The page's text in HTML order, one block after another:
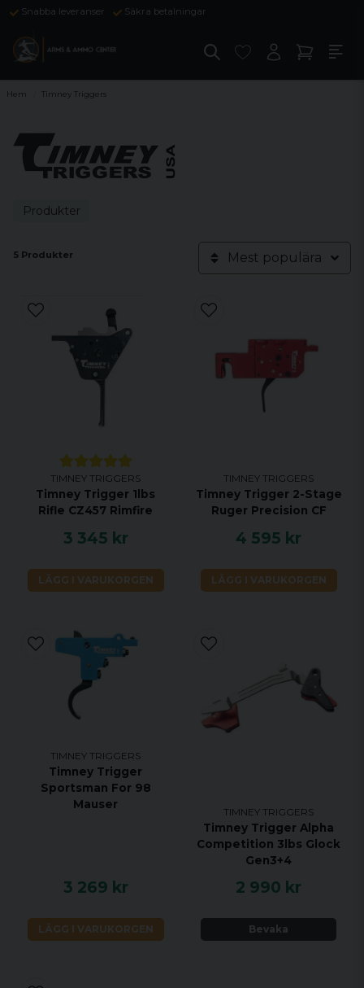
Snabba leveranser Säkra betalningar
Hem Timney Triggers
Produkter
5 Produkter Mest populära
TIMNEY TRIGGERS
Timney Trigger 1lbs
Rifle CZ457 Rimfire
3 345 kr
LÄGG I VARUKORGEN
TIMNEY TRIGGERS
Timney Trigger 2-Stage
Ruger Precision CF
4 595 kr
LÄGG I VARUKORGEN
TIMNEY TRIGGERS
Timney Trigger
Sportsman For 98
Mauser
3 269 kr
LÄGG I VARUKORGEN
TIMNEY TRIGGERS
Timney Trigger Alpha
Competition 3lbs Glock
Gen3+4
2 990 kr
Bevaka